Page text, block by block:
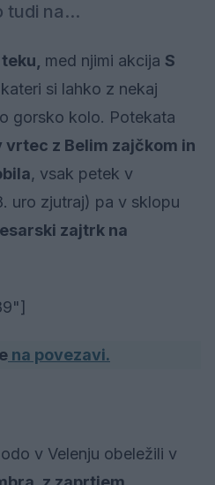
tudi na...
med njimi akcija S
si lahko z nekaj
gorsko kolo. Potekata
vrtec z Belim zajčkom in
, vsak petek v
uro zjutraj) pa v sklopu
zajtrk na
na povezavi.
v Velenju obeležili v